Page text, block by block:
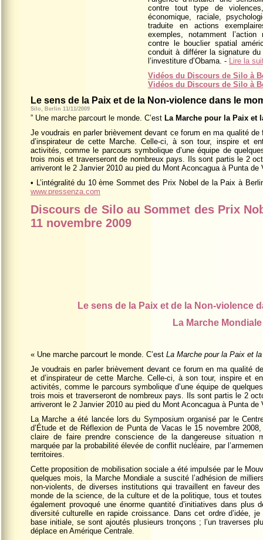
contre tout type de
économique, raciale,
traduite en actions
exemples, notamment
contre le bouclier spatial
conduit à différer la signature
l’investiture d’Obama. -
Lire la
Vidéos du Discours de Silo à
Vidéos du Discours de Silo à
Le sens de la Paix et de la Non-violence dans le
Silo, Berlin 11/11/2009
” Une marche parcourt le monde. C’est La Marche pour la Paix et
Je voudrais en parler brièvement devant ce forum en ma qualité de
d’inspirateur de cette Marche. Celle-ci, à son tour, inspire et
activités, comme le parcours symbolique d’une équipe de
trois mois et traverseront de nombreux pays. Ils sont partis le 2
arriveront le 2 Janvier 2010 au pied du Mont Aconcagua à Punta
• L’intégralité du 10 ème Sommet des Prix Nobel de la Paix à
www.pressenza.com
Discours de Silo au Sommet des Prix
11 novembre 2009
Le sens de la Paix et de la Non-violence
La Marche Mondiale
« Une marche parcourt le monde. C’est La Marche pour la Paix et
Je voudrais en parler brièvement devant ce forum en ma qualité
et d’inspirateur de cette Marche. Celle-ci, à son tour, inspire et
activités, comme le parcours symbolique d’une équipe de
trois mois et traverseront de nombreux pays. Ils sont partis le 2
arriveront le 2 Janvier 2010 au pied du Mont Aconcagua à Punta de
La Marche a été lancée lors du Symposium organisé par le
d’Étude et de Réflexion de Punta de Vacas le 15 novembre
claire de faire prendre conscience de la dangereuse situation
marquée par la probabilité élevée de conflit nucléaire, par
territoires.
Cette proposition de mobilisation sociale a été impulsée par le
quelques mois, la Marche Mondiale a suscité l’adhésion de
non-violents, de diverses institutions qui travaillent en faveur
monde de la science, de la culture et de la politique, tous et
également provoqué une énorme quantité d’initiatives dans plus
diversité culturelle en rapide croissance. Dans cet ordre d’idée, je
base initiale, se sont ajoutés plusieurs tronçons ; l’un traverses
déplace en Amérique Centrale.